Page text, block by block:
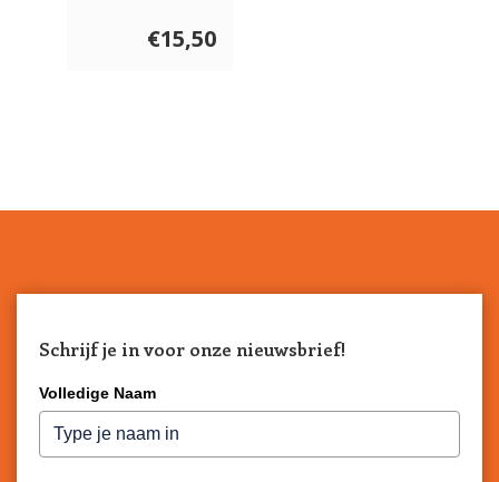
€15,50
Schrijf je in voor onze nieuwsbrief!
Volledige Naam